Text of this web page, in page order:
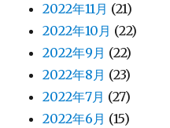
2022年11月 (21)
2022年10月 (22)
2022年9月 (22)
2022年8月 (23)
2022年7月 (27)
2022年6月 (15)